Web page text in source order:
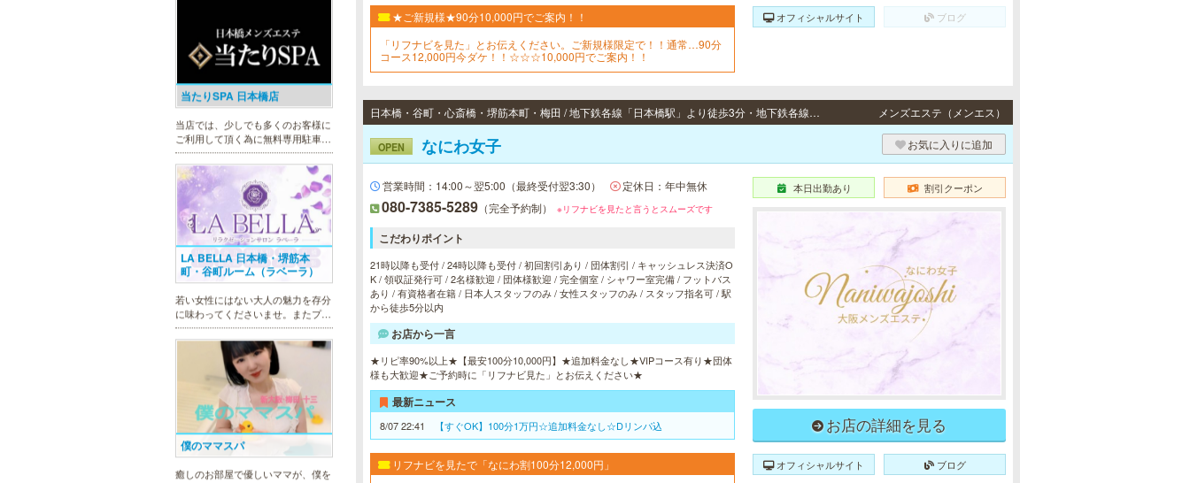
る様ルックス、施術レベルを極めた
セラピストがマッサージをご提供致
します。
LA BELLA 日本橋・堺筋本
町・谷町ルーム（ラベーラ）
若い女性にはない大人の魅力を存分
に味わってくださいませ。またプラ
イベートルームにお越し頂くのが難
しい方でも出張での対応もしており
ますので何なりとお申し付けくださ
い。
僕のママスパ
癒しのお部屋で優しいママが、僕を
お待ちしています。実家に帰ったよ
うにくつろいで、暖かな母の愛に包
まれて下さい。心身ともの安らぎと
最高の癒しが貴方を待っています。
ヒルガオ
★ご新規様★90分10,000円でご案内！！
「リフナビを見た」とお伝えください。ご新規様限定で！！通常…90分
コース12,000円今ダケ！！☆☆☆10,000円でご案内！！
オフィシャルサイト ブログ
日本橋・谷町・心斎橋・堺筋本町・梅田 / 地下鉄各線「日本橋駅」より徒歩3分・地下鉄各線「谷町九丁目駅」3番出口より徒歩10分・地下鉄各線「長堀橋駅」より徒歩3分、地下鉄各線「心斎橋駅」より徒歩8分・地下鉄各線「堺筋本町駅」より徒歩5分・地下鉄谷町線「東梅田駅」より徒歩7分、地下鉄御堂筋線「梅田駅」より徒歩9分 メンズエステ（メンエス）
OPEN なにわ女子 お気に入りに追加
営業時間：14:00～翌5:00（最終受付翌3:30） 定休日：年中無休
080-7385-5289 （完全予約制） ※リフナビを見たと言うとスムーズです
こだわりポイント
21時以降も受付 / 24時以降も受付 / 初回割引あり / 団体割引 / キャッシュレス決済O
K / 領収証発行可 / 2名様歓迎 / 団体様歓迎 / 完全個室 / シャワー室完備 / フットバス
あり / 有資格者在籍 / 日本人スタッフのみ / 女性スタッフのみ / スタッフ指名可 / 駅
から徒歩5分以内
お店から一言
★リピ率90%以上★【最安100分10,000円】★追加料金なし★VIPコース有り★団体
様も大歓迎★ご予約時に「リフナビ見た」とお伝えください★
最新ニュース
8/07 22:41 【すぐOK】100分1万円☆追加料金なし☆Dリンパ込
リフナビを見たで「なにわ割100分12,000円」
本日出勤あり 割引クーポン
お店の詳細を見る
オフィシャルサイト ブログ